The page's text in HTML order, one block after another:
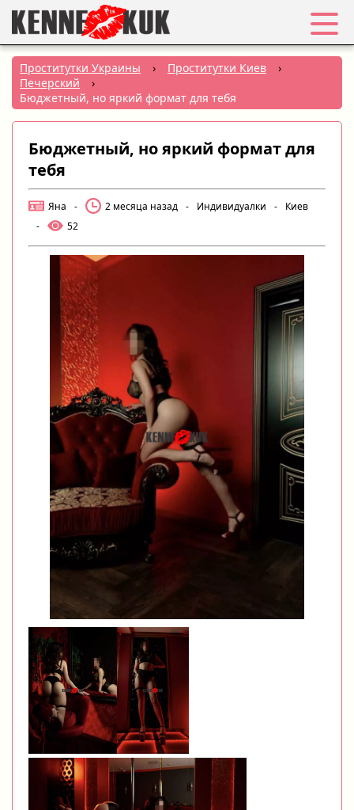
Избранное
Вход
РУС|
УКР
Создать объявление
Проститутки Украины › Проститутки Киев
›
Печерский
›
Бюджетный, но яркий формат для тебя
Бюджетный, но яркий формат для
тебя
Яна - 2 месяца назад - Индивидуалки -
Киев
-
52